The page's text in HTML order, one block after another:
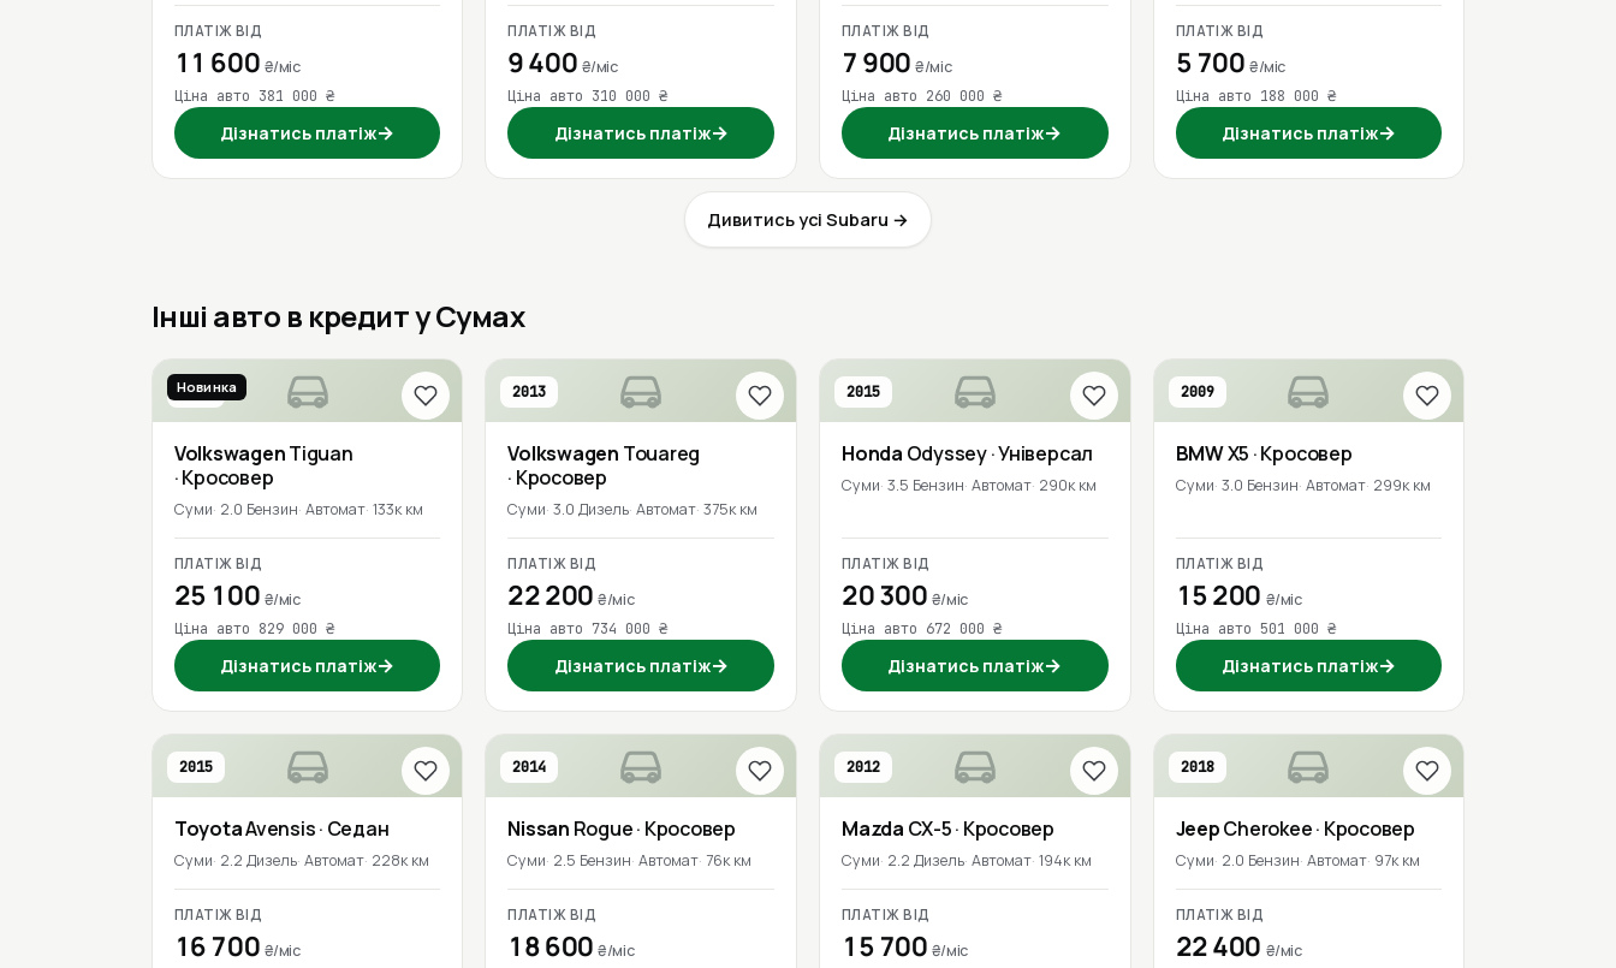
ПЛАТІЖ ВІД
11 600 ₴/міс
Ціна авто 381 000 ₴
Дізнатись платіж→
ПЛАТІЖ ВІД
9 400 ₴/міс
Ціна авто 310 000 ₴
Дізнатись платіж→
ПЛАТІЖ ВІД
7 900₴/міс
Ціна авто 260 000 ₴
Дізнатись платіж→
ПЛАТІЖ ВІД
5 700 ₴/міс
Ціна авто 188 000 ₴
Дізнатись платіж→
Дивитись усі Subaru →
Інші авто в кредит у Сумах
2018
Новинка
VolkswagenTiguan
· Кросовер
Суми 2.0 Бензин Автомат 133к км
ПЛАТІЖ ВІД
25 100 ₴/міс
Ціна авто 829 000 ₴
Дізнатись платіж→
2013
Volkswagen Touareg
· Кросовер
Суми 3.0 Дизель Автомат 375к км
ПЛАТІЖ ВІД
22 200₴/міс
Ціна авто 734 000 ₴
Дізнатись платіж→
2015
Honda Odyssey· Універсал
Суми 3.5 Бензин Автомат 290к км
ПЛАТІЖ ВІД
20 300 ₴/міс
Ціна авто 672 000 ₴
Дізнатись платіж→
2009
BMWX5 · Кросовер
Суми 3.0 Бензин Автомат 299к км
ПЛАТІЖ ВІД
15 200 ₴/міс
Ціна авто 501 000 ₴
Дізнатись платіж→
2015
ToyotaAvensis· Седан
Суми 2.2 Дизель Автомат 228к км
ПЛАТІЖ ВІД
16 700 ₴/міс
2014
Nissan Rogue· Кросовер
Суми 2.5 Бензин Автомат 76к км
ПЛАТІЖ ВІД
18 600₴/міс
2012
Mazda CX-5· Кросовер
Суми 2.2 Дизель Автомат 194к км
ПЛАТІЖ ВІД
15 700 ₴/міс
2018
JeepCherokee· Кросовер
Суми 2.0 Бензин Автомат 97к км
ПЛАТІЖ ВІД
22 400 ₴/міс